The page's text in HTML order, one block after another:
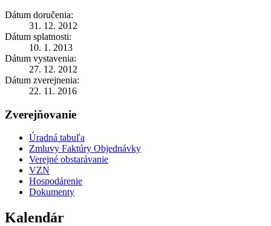
Dátum doručenia:
31. 12. 2012
Dátum splatnosti:
10. 1. 2013
Dátum vystavenia:
27. 12. 2012
Dátum zverejnenia:
22. 11. 2016
Zverejňovanie
Úradná tabuľa
Zmluvy Faktúry Objednávky
Verejné obstarávanie
VZN
Hospodárenie
Dokumenty
Kalendár